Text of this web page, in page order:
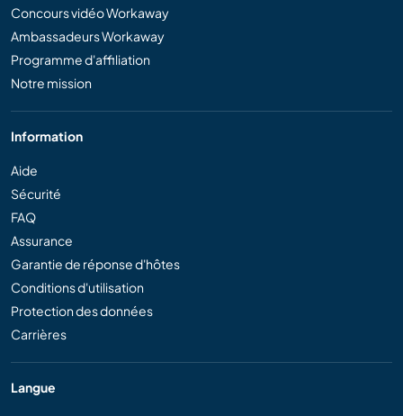
Concours vidéo Workaway
Ambassadeurs Workaway
Programme d'affiliation
Notre mission
Information
Aide
Sécurité
FAQ
Assurance
Garantie de réponse d'hôtes
Conditions d'utilisation
Protection des données
Carrières
Langue